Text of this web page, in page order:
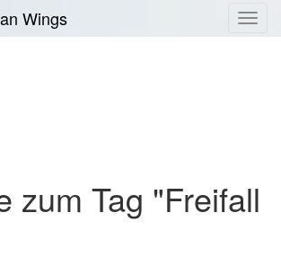
Wings
zum Tag "Freifall